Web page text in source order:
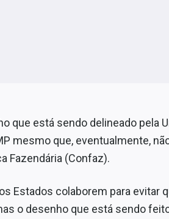
que está sendo delineado pela
mesmo que, eventualmente,
Fazendária (Confaz).
Estados colaborem para evitar
o desenho que está sendo